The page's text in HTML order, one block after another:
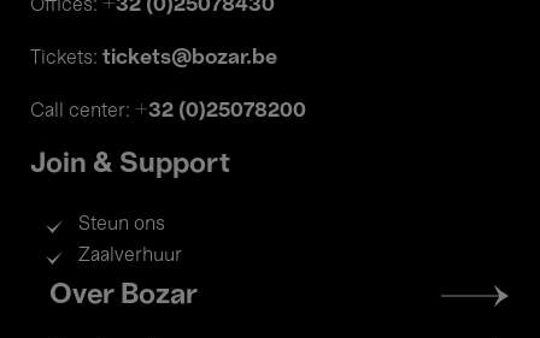
Offices: +32 (0)25078430
Tickets: tickets@bozar.be
Call center: +32 (0)25078200
Join & Support
Steun ons
Zaalverhuur
Footer
menu
Over Bozar